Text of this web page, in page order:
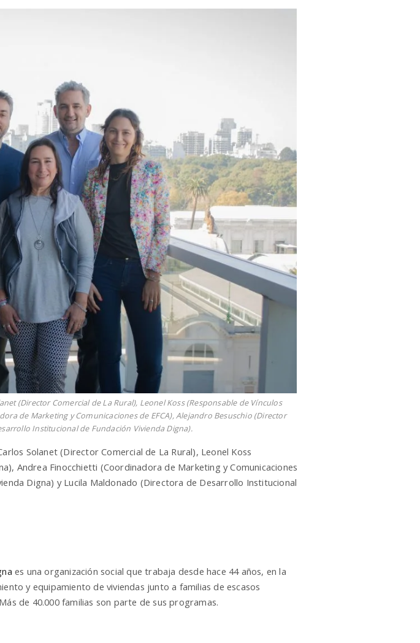
(Director Comercial de La Rural), Leonel Koss (Responsable de Vínculos
de Marketing y Comunicaciones de EFCA), Alejandro Besuschio (Director
Institucional de Fundación Vivienda Digna).
Solanet (Director Comercial de La Rural), Leonel Koss
Andrea Finocchietti (Coordinadora de Marketing y Comunicaciones
Digna) y Lucila Maldonado (Directora de Desarrollo Institucional
es una organización social que trabaja desde hace 44 años, en la
y equipamiento de viviendas junto a familias de escasos
de 40.000 familias son parte de sus programas.